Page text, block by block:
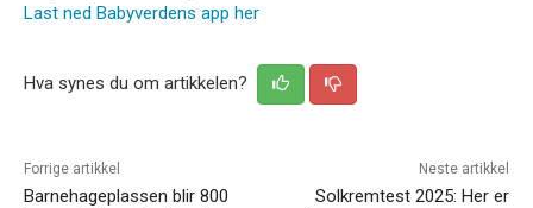
Last ned Babyverdens app her
Hva synes du om artikkelen?
Forrige artikkel
Barnehageplassen blir 800
Neste artikkel
Solkremtest 2025: Her er